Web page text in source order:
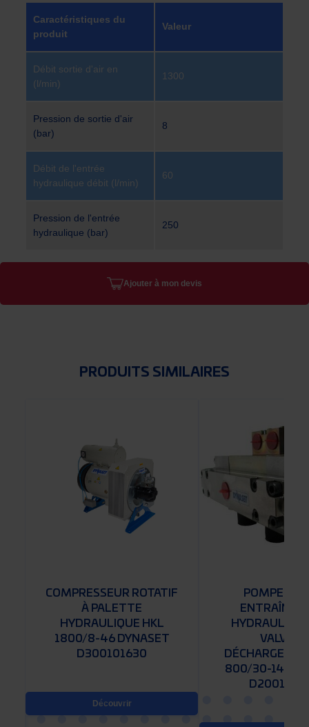
Caractéristiques du
produit
Valeur
Débit sortie d'air en
(l/min)
1300
Pression de sortie d'air
(bar)
8
Débit de l'entrée
hydraulique débit (l/min)
60
Pression de l'entrée
hydraulique (bar)
250
Ajouter à mon devis
PRODUITS SIMILAIRES
COMPRESSEUR ROTATIF
À PALETTE
HYDRAULIQUE HKL
1800/8-46 DYNASET
D300101630
Découvrir
POMPE À
VALVE
800/30-140